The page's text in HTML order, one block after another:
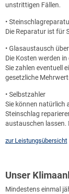
unstrittigen Fällen.
•
Die Reparatur ist für
• Glasaustausch
Die Kosten werden
Sie zahlen eventuell
gesetzliche
• Selbstzahler
Sie können natürlich
Steinschlag
austauschen lassen.
zur Leistungsübersicht
Unser
Mindestens einmal